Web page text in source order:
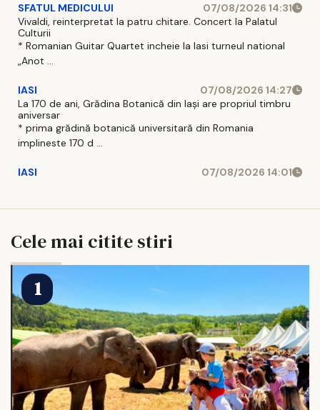
SFATUL MEDICULUI
07/08/2026 14:31
Vivaldi, reinterpretat la patru chitare. Concert la Palatul
Culturii
* Romanian Guitar Quartet incheie la Iasi turneul national
„Anot ...
IASI
07/08/2026 14:27
La 170 de ani, Grădina Botanică din Iași are propriul timbru
aniversar
* prima grădină botanică universitară din Romania
implineste 170 d ...
IASI 07/08/2026 14:01
Cele mai citite stiri